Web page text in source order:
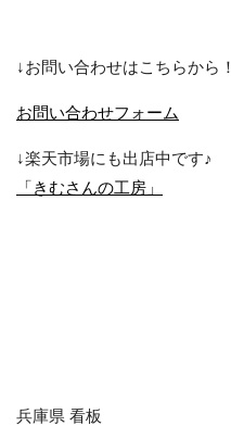
↓お問い合わせはこちらから！
お問い合わせフォーム
↓楽天市場にも出店中です♪
「きむさんの工房」
兵庫県 看板